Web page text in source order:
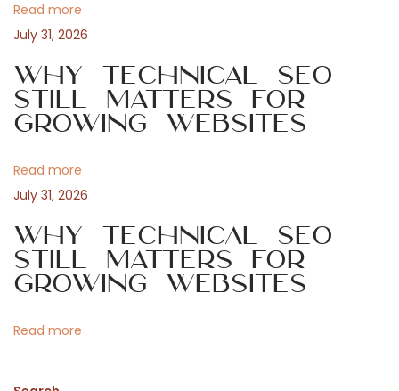
i
g
a
t
i
o
n
8
c
a
s
i
o
:
a
t
Read more
July 31, 2026
Why Technical SEO
Still Matters for
Growing Websites
Read more
July 31, 2026
Why Technical SEO
Still Matters for
Growing Websites
Read more